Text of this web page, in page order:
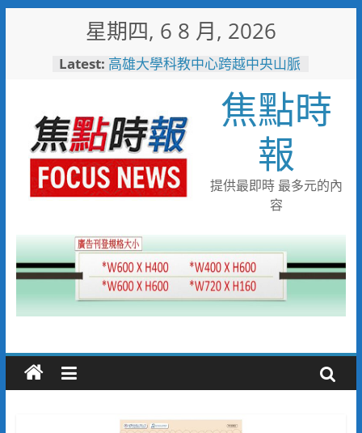
星期四, 6 8 月, 2026
Latest: 高雄大學科教中心跨越中央山脈
高雄郵局辦理臺灣美食郵票簽名
會，買郵票送限量車輪餅
竹市表揚43處特優親善哺集乳
室 公私協力打造支持母乳哺育
友善環境
手寫祝福最有溫度 高雄郵局助
憨兒向家人說愛
和逸飯店台南館推ESG親子旅
驗
焦點時
報
提供最即時 最多元的內
容